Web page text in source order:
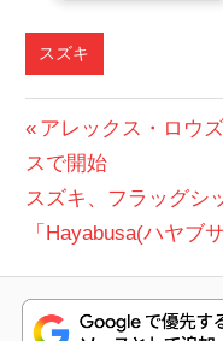
スズキ
投
稿
ナ
ビ
ゲ
前
の
投
稿:
アレックス・ロウ
スで開始
次
の
稿:
スズキ、フラッグシ
「Hayabusa(ハヤブ